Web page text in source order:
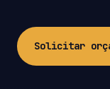
Solicitar